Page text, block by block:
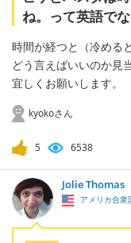
ね。って英語で
時間が経つと（冷める
どう言えばいいのか見
宜しくお願いします。
kyokoさん
5 6538
Jolie Thomas
アメリカ合衆